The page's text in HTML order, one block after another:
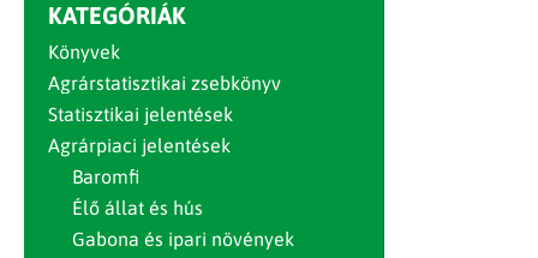
KATEGÓRIÁK
Könyvek
Agrárstatisztikai zsebkönyv
Statisztikai jelentések
Agrárpiaci jelentések
Baromfi
Élő állat és hús
Gabona és ipari növények